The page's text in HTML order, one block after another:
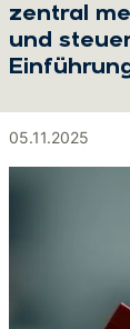
zentral
und
05.11.2025